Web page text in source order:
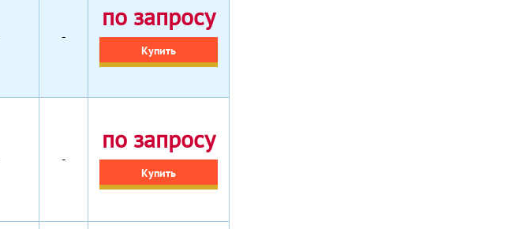
-
по запросу
Купить
-
по запросу
Купить